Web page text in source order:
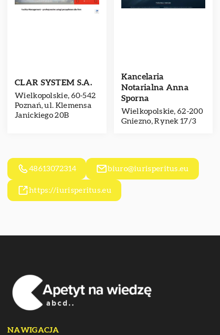
CLAR SYSTEM S.A.
Wielkopolskie, 60-542
Poznań, ul. Klemensa
Janickiego 20B
Kancelaria
Notarialna Anna
Sporna
Wielkopolskie, 62-200
Gniezno, Rynek 17/3
48613072314 biuro@iurisperitus.eu
https://iurisperitus.eu
NAWIGACJA